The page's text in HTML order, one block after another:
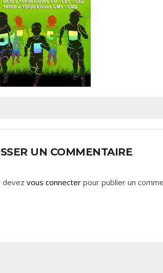
UN COMMENTAIRE
devez vous connecter pour publier un